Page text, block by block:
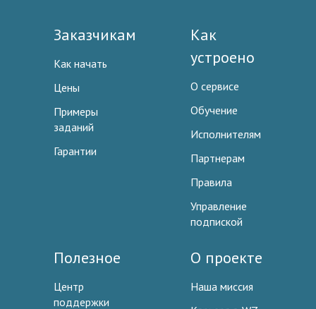
Заказчикам
Как начать
Цены
Примеры
заданий
Гарантии
Как
устроено
О сервисе
Обучение
Исполнителям
Партнерам
Правила
Управление
подпиской
Полезное
Центр
поддержки
О проекте
Наша миссия